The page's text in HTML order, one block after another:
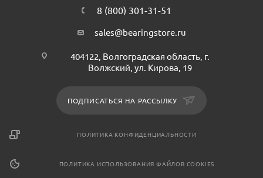
8 (800) 301-31-51
sales@bearingstore.ru
404122, Волгоградская область, г.
Волжский, ул. Кирова, 19
ПОДПИСАТЬСЯ НА РАССЫЛКУ
ПОЛИТИКА КОНФИДЕНЦИАЛЬНОСТИ
ПОЛИТИКА ИСПОЛЬЗОВАНИЯ ФАЙЛОВ COOKIES